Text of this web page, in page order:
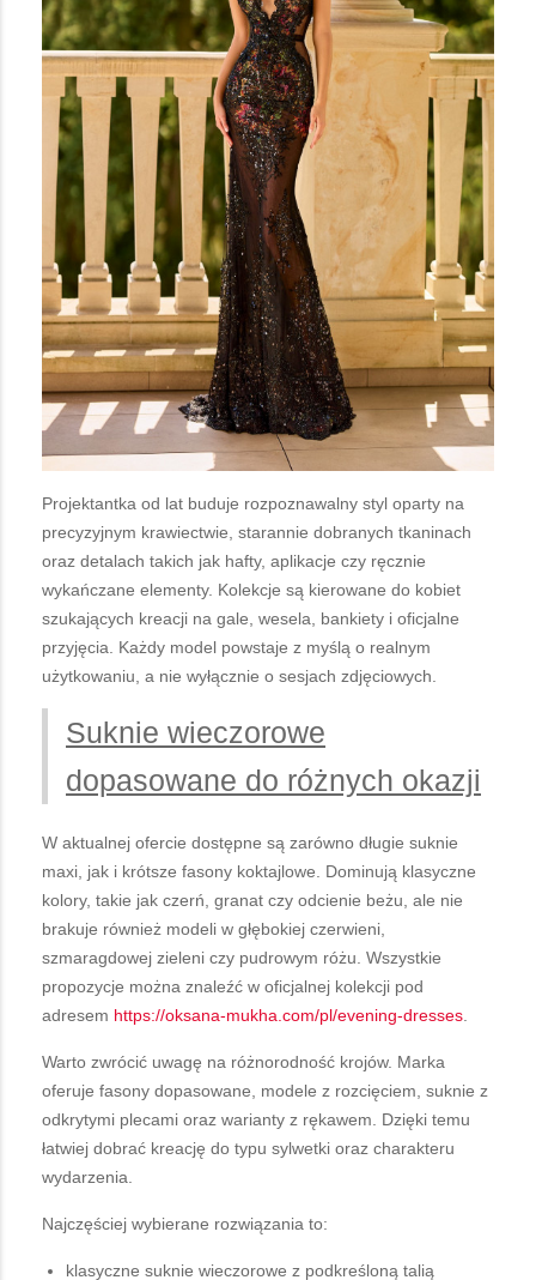
Projektantka od lat buduje rozpoznawalny styl oparty na
precyzyjnym krawiectwie, starannie dobranych tkaninach
oraz detalach takich jak hafty, aplikacje czy ręcznie
wykańczane elementy. Kolekcje są kierowane do kobiet
szukających kreacji na gale, wesela, bankiety i oficjalne
przyjęcia. Każdy model powstaje z myślą o realnym
użytkowaniu, a nie wyłącznie o sesjach zdjęciowych.
Suknie wieczorowe
dopasowane do różnych okazji
W aktualnej ofercie dostępne są zarówno długie suknie
maxi, jak i krótsze fasony koktajlowe. Dominują klasyczne
kolory, takie jak czerń, granat czy odcienie beżu, ale nie
brakuje również modeli w głębokiej czerwieni,
szmaragdowej zieleni czy pudrowym różu. Wszystkie
propozycje można znaleźć w oficjalnej kolekcji pod
adresem https://oksana-mukha.com/pl/evening-dresses
Warto zwrócić uwagę na różnorodność krojów. Marka
oferuje fasony dopasowane, modele z rozcięciem, suknie z
odkrytymi plecami oraz warianty z rękawem. Dzięki temu
łatwiej dobrać kreację do typu sylwetki oraz charakteru
wydarzenia.
Najczęściej wybierane rozwiązania to:
klasyczne suknie wieczorowe z podkreśloną talią